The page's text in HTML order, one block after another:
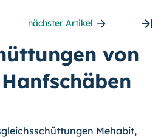
nächster Artikel
von
Mehabit,